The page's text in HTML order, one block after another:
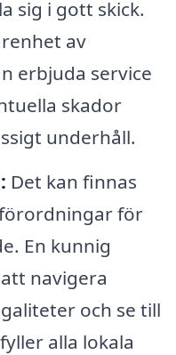
sig i gott skick.
av
erbjuda service
skador
underhåll.
Det kan finnas
för
En kunnig
navigera
och se till
alla lokala